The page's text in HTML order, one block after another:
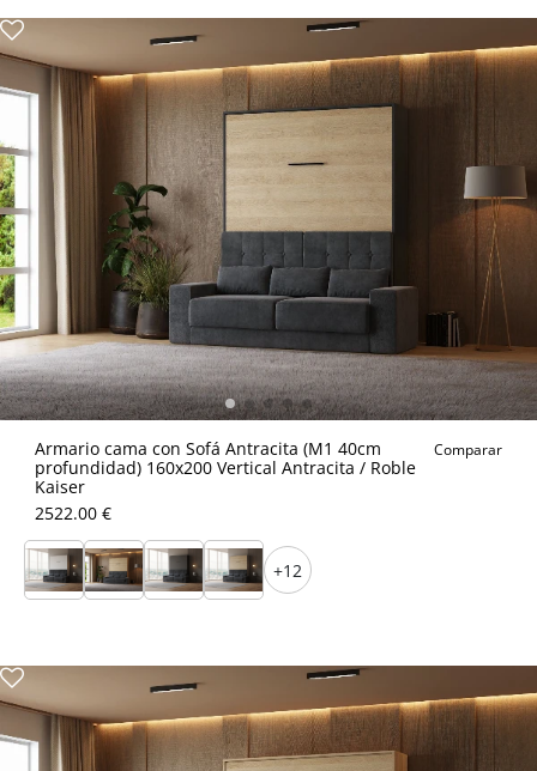
Armario cama con Sofá Antracita (M1 40cm
profundidad) 160x200 Vertical Antracita / Roble
Kaiser
Comparar
2522.00 €
+12